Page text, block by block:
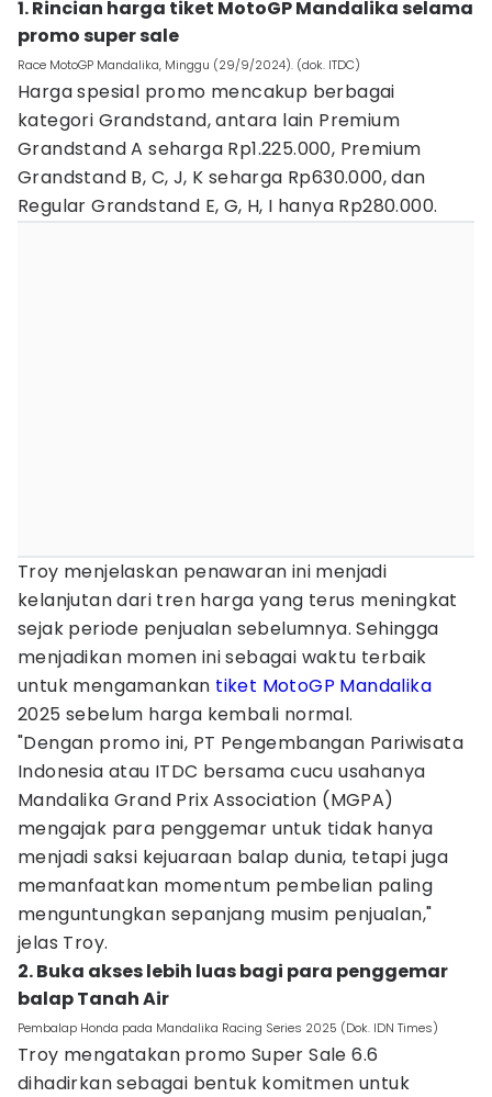
1. Rincian harga tiket MotoGP Mandalika selama
promo super sale
Race MotoGP Mandalika, Minggu (29/9/2024). (dok. ITDC)
Harga spesial promo mencakup berbagai
kategori Grandstand, antara lain Premium
Grandstand A seharga Rp1.225.000, Premium
Grandstand B, C, J, K seharga Rp630.000, dan
Regular Grandstand E, G, H, I hanya Rp280.000.
Troy menjelaskan penawaran ini menjadi
kelanjutan dari tren harga yang terus meningkat
sejak periode penjualan sebelumnya. Sehingga
menjadikan momen ini sebagai waktu terbaik
untuk mengamankan tiket MotoGP Mandalika
2025 sebelum harga kembali normal.
"Dengan promo ini, PT Pengembangan Pariwisata
Indonesia atau ITDC bersama cucu usahanya
Mandalika Grand Prix Association (MGPA)
mengajak para penggemar untuk tidak hanya
menjadi saksi kejuaraan balap dunia, tetapi juga
memanfaatkan momentum pembelian paling
menguntungkan sepanjang musim penjualan,"
jelas Troy.
2. Buka akses lebih luas bagi para penggemar
balap Tanah Air
Pembalap Honda pada Mandalika Racing Series 2025 (Dok. IDN Times)
Troy mengatakan promo Super Sale 6.6
dihadirkan sebagai bentuk komitmen untuk